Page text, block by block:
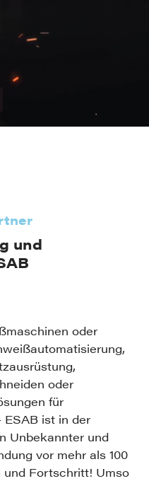
und
oder
oder
für
ist in der
Unbekannter und
vor mehr als 100
und Fortschritt! Umso